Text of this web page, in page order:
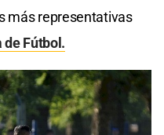
más representativas
de Fútbol.